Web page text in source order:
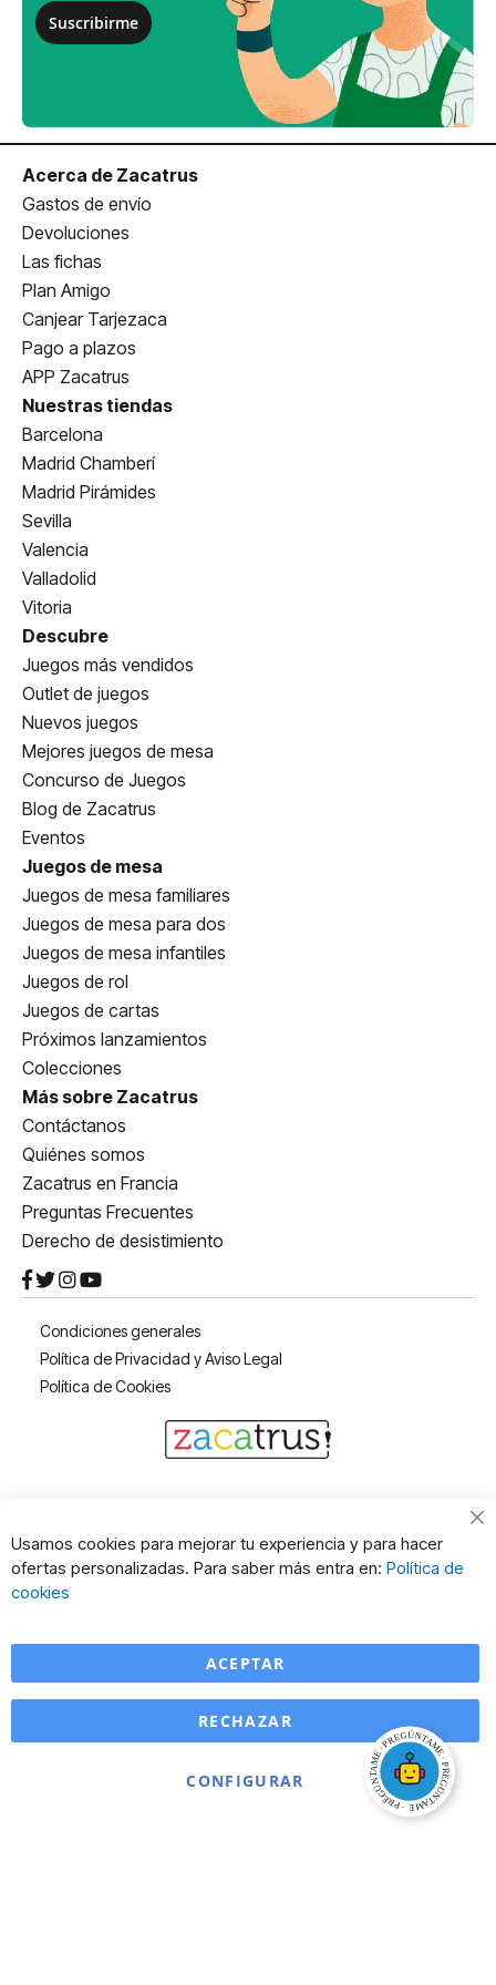
Suscribirme
Acerca de Zacatrus
Gastos de envío
Devoluciones
Las fichas
Plan Amigo
Canjear Tarjezaca
Pago a plazos
APP Zacatrus
Nuestras tiendas
Barcelona
Madrid Chamberí
Madrid Pirámides
Sevilla
Valencia
Valladolid
Vitoria
Descubre
Juegos más vendidos
Outlet de juegos
Nuevos juegos
Mejores juegos de mesa
Concurso de Juegos
Blog de Zacatrus
Eventos
Juegos de mesa
Juegos de mesa familiares
Juegos de mesa para dos
Juegos de mesa infantiles
Juegos de rol
Juegos de cartas
Próximos lanzamientos
Colecciones
Más sobre Zacatrus
Contáctanos
Quiénes somos
Zacatrus en Francia
Preguntas Frecuentes
Derecho de desistimiento
Condiciones generales
Política de Privacidad y Aviso Legal
Política de Cookies
Usamos cookies para mejorar tu experiencia y para hacer
ofertas personalizadas. Para saber más entra en: Política de
cookies
ACEPTAR
CONFIGURAR
RECHAZAR